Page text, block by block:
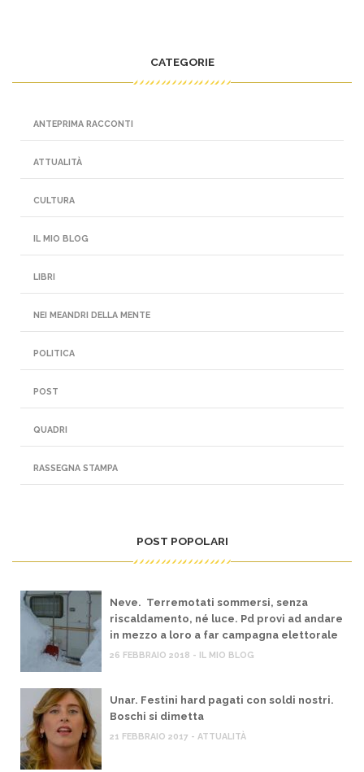
CATEGORIE
ANTEPRIMA RACCONTI
ATTUALITÀ
CULTURA
IL MIO BLOG
LIBRI
NEI MEANDRI DELLA MENTE
POLITICA
POST
QUADRI
RASSEGNA STAMPA
POST POPOLARI
Neve. Terremotati sommersi, senza
riscaldamento, né luce. Pd provi ad andare
in mezzo a loro a far campagna elettorale
26 FEBBRAIO 2018 - IL MIO BLOG
Unar. Festini hard pagati con soldi nostri.
Boschi si dimetta
21 FEBBRAIO 2017 - ATTUALITÀ